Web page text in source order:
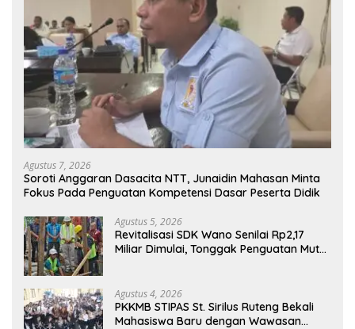
Agustus 7, 2026
Soroti Anggaran Dasacita NTT, Junaidin Mahasan Minta
Fokus Pada Penguatan Kompetensi Dasar Peserta Didik
Agustus 5, 2026
Revitalisasi SDK Wano Senilai Rp2,17
Miliar Dimulai, Tonggak Penguatan Mutu
Agustus 4, 2026
PKKMB STIPAS St. Sirilus Ruteng Bekali
Mahasiswa Baru dengan Wawasan